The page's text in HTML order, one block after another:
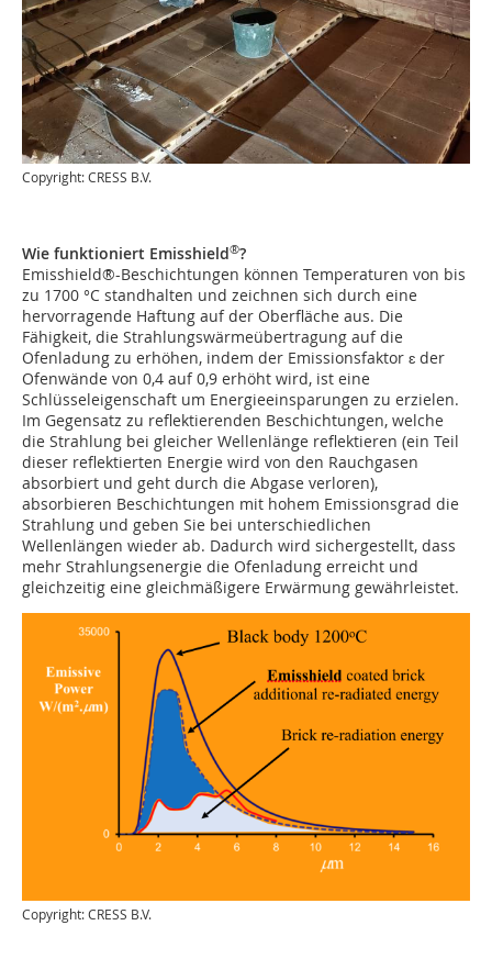
Copyright: CRESS B.V.
Wie funktioniert Emisshield®?
Emisshield®-Beschichtungen können Temperaturen von bis
zu 1700 °C standhalten und zeichnen sich durch eine
hervorragende Haftung auf der Oberfläche aus. Die
Fähigkeit, die Strahlungswärmeübertragung auf die
Ofenladung zu erhöhen, indem der Emissionsfaktor ɛ der
Ofenwände von 0,4 auf 0,9 erhöht wird, ist eine
Schlüsseleigenschaft um Energieeinsparungen zu erzielen.
Im Gegensatz zu reflektierenden Beschichtungen, welche
die Strahlung bei gleicher Wellenlänge reflektieren (ein Teil
dieser reflektierten Energie wird von den Rauchgasen
absorbiert und geht durch die Abgase verloren),
absorbieren Beschichtungen mit hohem Emissionsgrad die
Strahlung und geben Sie bei unterschiedlichen
Wellenlängen wieder ab. Dadurch wird sichergestellt, dass
mehr Strahlungsenergie die Ofenladung erreicht und
gleichzeitig eine gleichmäßigere Erwärmung gewährleistet.
Copyright: CRESS B.V.